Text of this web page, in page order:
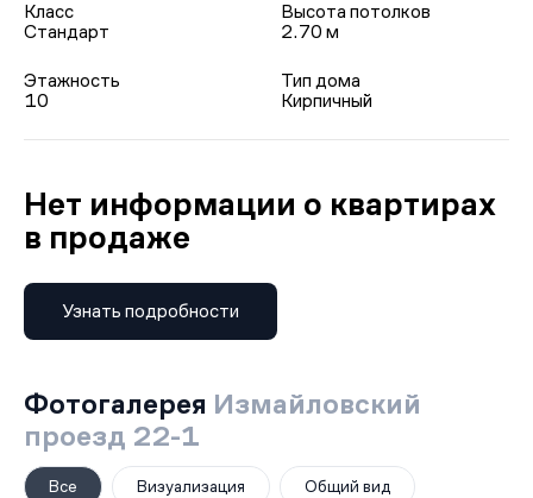
Класс
Стандарт
Высота потолков
2.70 м
Этажность
10
Тип дома
Кирпичный
Нет информации о квартирах
в продаже
Узнать подробности
Фотогалерея Измайловский
проезд 22-1
Все Визуализация Общий вид